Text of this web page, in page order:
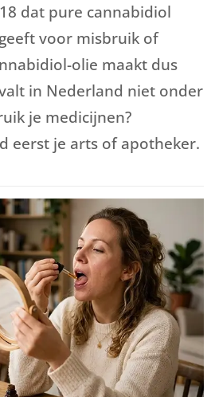
dat pure cannabidiol
voor misbruik of
olie maakt dus
in Nederland niet onder
je medicijnen?
eerst je arts of apotheker.